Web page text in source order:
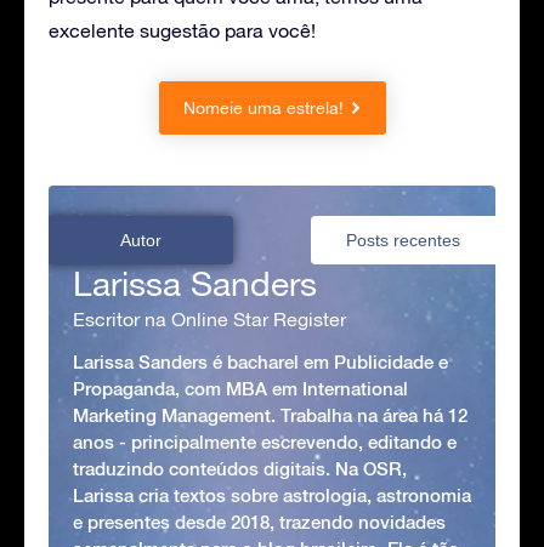
excelente sugestão para você!
Nomeie uma estrela!
Autor Posts recentes
Larissa Sanders
Escritor na Online Star Register
Larissa Sanders é bacharel em Publicidade e
Propaganda, com MBA em International
Marketing Management. Trabalha na área há 12
anos - principalmente escrevendo, editando e
traduzindo conteúdos digitais. Na OSR,
Larissa cria textos sobre astrologia, astronomia
e presentes desde 2018, trazendo novidades